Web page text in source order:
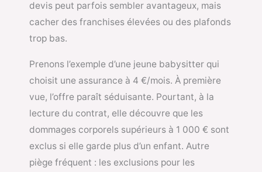
devis peut parfois sembler avantageux, mais
cacher des franchises élevées ou des plafonds
trop bas.
Prenons l’exemple d’une jeune babysitter qui
choisit une assurance à 4 €/mois. À première
vue, l’offre paraît séduisante. Pourtant, à la
lecture du contrat, elle découvre que les
dommages corporels supérieurs à 1 000 € sont
exclus si elle garde plus d’un enfant. Autre
piège fréquent : les exclusions pour les